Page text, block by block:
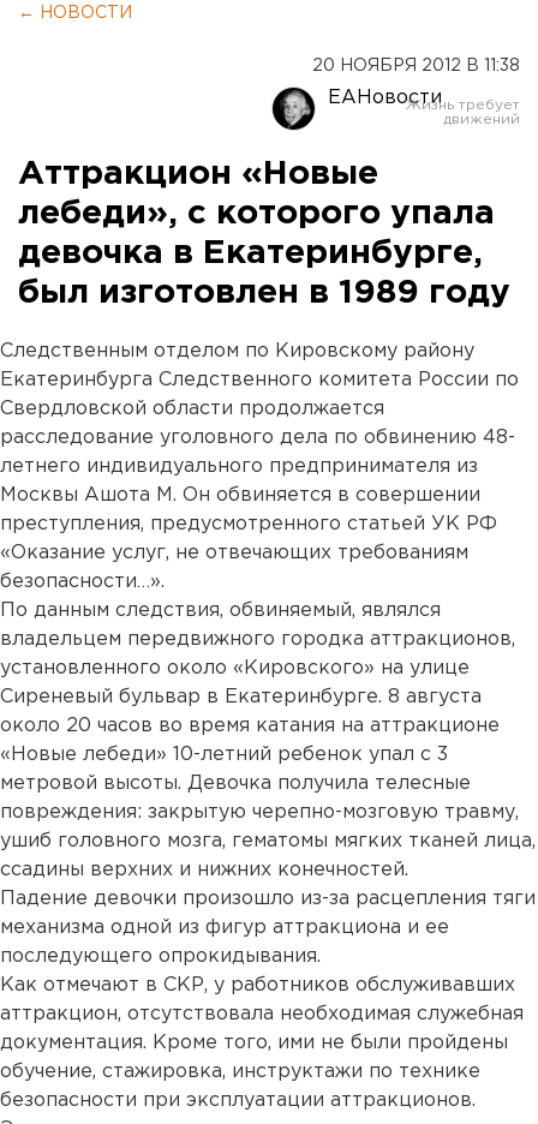
← НОВОСТИ
20 НОЯБРЯ 2012 В 11:38
ЕАНовости
Аттракцион «Новые
лебеди», с которого упала
девочка в Екатеринбурге,
был изготовлен в 1989 году
Следственным отделом по Кировскому району
Екатеринбурга Следственного комитета России по
Свердловской области продолжается
расследование уголовного дела по обвинению 48-
летнего индивидуального предпринимателя из
Москвы Ашота М. Он обвиняется в совершении
преступления, предусмотренного статьей УК РФ
«Оказание услуг, не отвечающих требованиям
безопасности…».
По данным следствия, обвиняемый, являлся
владельцем передвижного городка аттракционов,
установленного около «Кировского» на улице
Сиреневый бульвар в Екатеринбурге. 8 августа
около 20 часов во время катания на аттракционе
«Новые лебеди» 10-летний ребенок упал с 3
метровой высоты. Девочка получила телесные
повреждения: закрытую черепно-мозговую травму,
ушиб головного мозга, гематомы мягких тканей лица,
ссадины верхних и нижних конечностей.
Падение девочки произошло из-за расцепления тяги
механизма одной из фигур аттракциона и ее
последующего опрокидывания.
Как отмечают в СКР, у работников обслуживавших
аттракцион, отсутствовала необходимая служебная
документация. Кроме того, ими не были пройдены
обучение, стажировка, инструктажи по технике
безопасности при эксплуатации аттракционов.